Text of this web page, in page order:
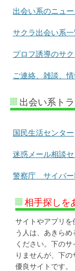
出会い系のニュ
サクラ出会い系
プロフ誘導のサ
ご連絡、雑談、
出会い系ト
国民生活センター
迷惑メール相談
警察庁 サイバー
相手探しを
サイトやアプリを
う人は、あきら
ください。下の
りませんが、下
優良サイトです。